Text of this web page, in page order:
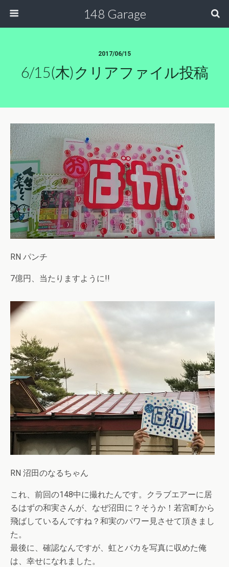
148 Garage
2017/06/15
6/15(木)クリアファイル投稿
RN パンチ
7億円、当たりますように!!
RN 沼田のなるちゃん
これ、前回の148中に撮れたんです。クラブエアーに居
るはずの和実さんが、なぜ沼田に？そうか！若宮町から
飛ばしているんですね？和実のパワー見させて頂きまし
た。
最後に、確認なんですが、虹とバカを写真に収めた俺
は、幸せになれました。